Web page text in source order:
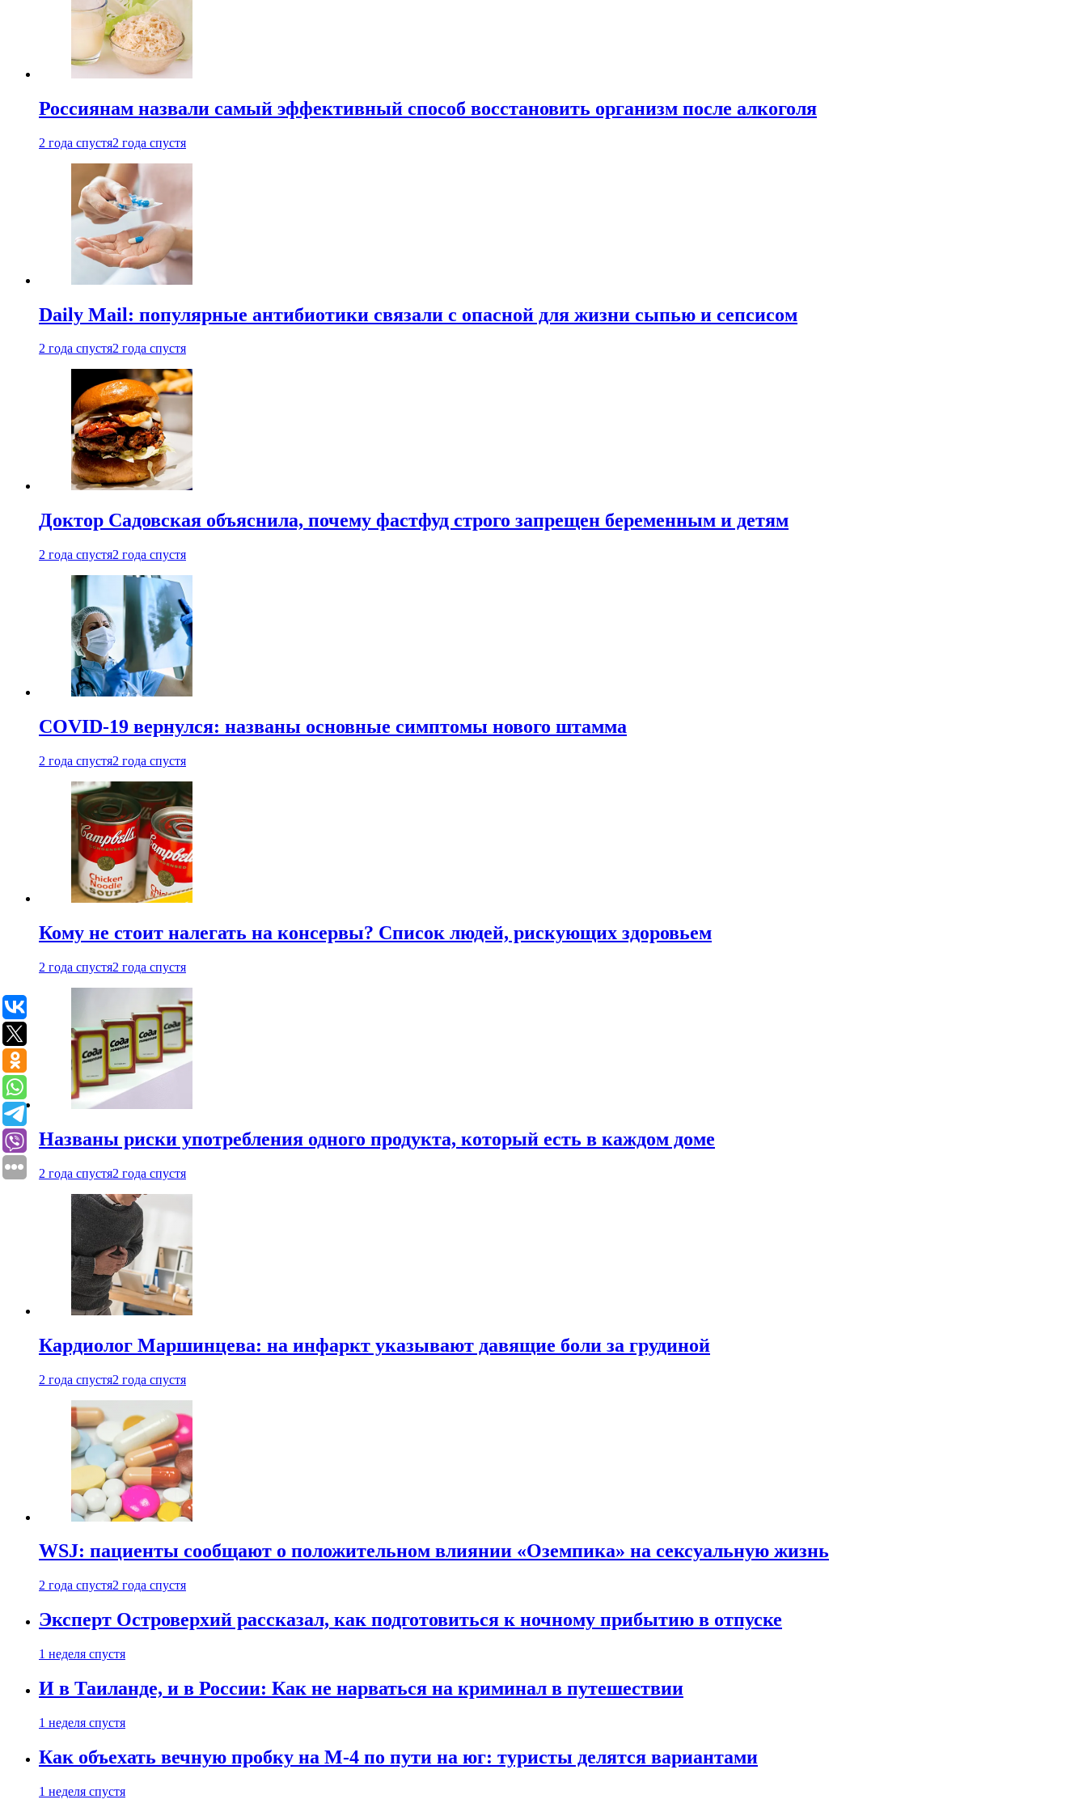
Россиянам назвали самый эффективный способ восстановить организм после алкоголя
2 года спустя2 года спустя
Daily Mail: популярные антибиотики связали с опасной для жизни сыпью и сепсисом
2 года спустя2 года спустя
Доктор Садовская объяснила, почему фастфуд строго запрещен беременным и детям
2 года спустя2 года спустя
COVID-19 вернулся: названы основные симптомы нового штамма
2 года спустя2 года спустя
Кому не стоит налегать на консервы? Список людей, рискующих здоровьем
2 года спустя2 года спустя
Названы риски употребления одного продукта, который есть в каждом доме
2 года спустя2 года спустя
Кардиолог Маршинцева: на инфаркт указывают давящие боли за грудиной
2 года спустя2 года спустя
WSJ: пациенты сообщают о положительном влиянии «Оземпика» на сексуальную жизнь
2 года спустя2 года спустя
Эксперт Островерхий рассказал, как подготовиться к ночному прибытию в отпуске
1 неделя спустя
И в Таиланде, и в России: Как не нарваться на криминал в путешествии
1 неделя спустя
Как объехать вечную пробку на М-4 по пути на юг: туристы делятся вариантами
1 неделя спустя